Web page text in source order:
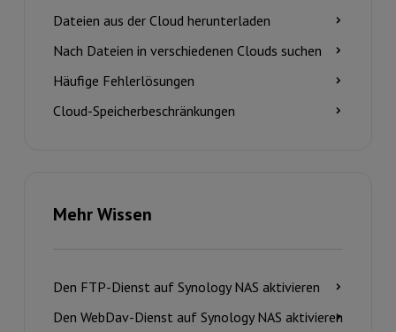
Dateien aus der Cloud herunterladen
Nach Dateien in verschiedenen Clouds suchen
Häufige Fehlerlösungen
Cloud-Speicherbeschränkungen
Mehr Wissen
Den FTP-Dienst auf Synology NAS aktivieren
Den WebDav-Dienst auf Synology NAS aktivieren